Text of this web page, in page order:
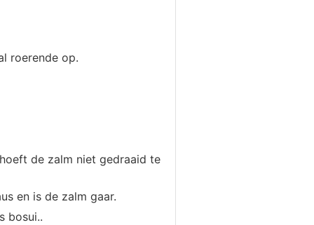
roerende op.
de zalm niet gedraaid te
en is de zalm gaar.
bosui..